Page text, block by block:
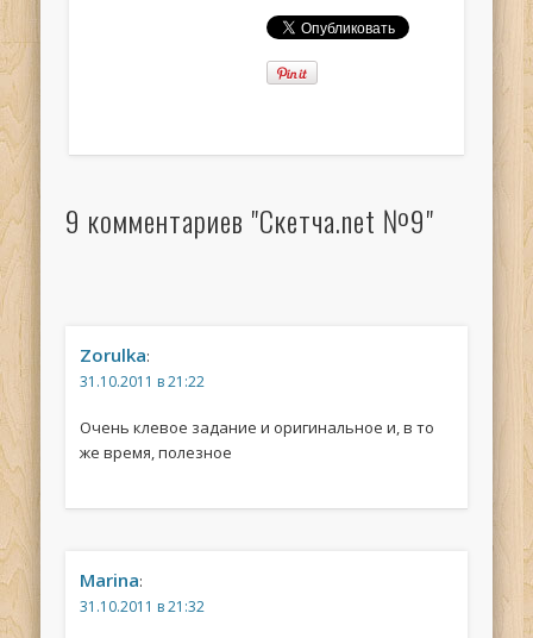
9 комментариев "Скетча.net №9"
Zorulka:
31.10.2011 в 21:22
Очень клевое задание и оригинальное и, в то
же время, полезное
Marina:
31.10.2011 в 21:32